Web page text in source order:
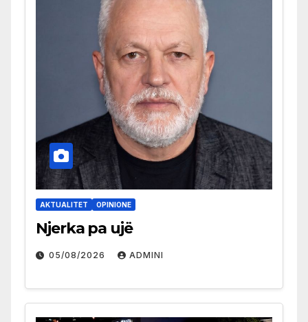
AKTUALITET OPINIONE
Njerka pa ujë
05/08/2026 ADMINI